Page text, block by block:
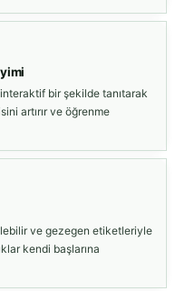
bir şekilde tanıtarak
artırır ve öğrenme
ve gezegen etiketleriyle
kendi başlarına